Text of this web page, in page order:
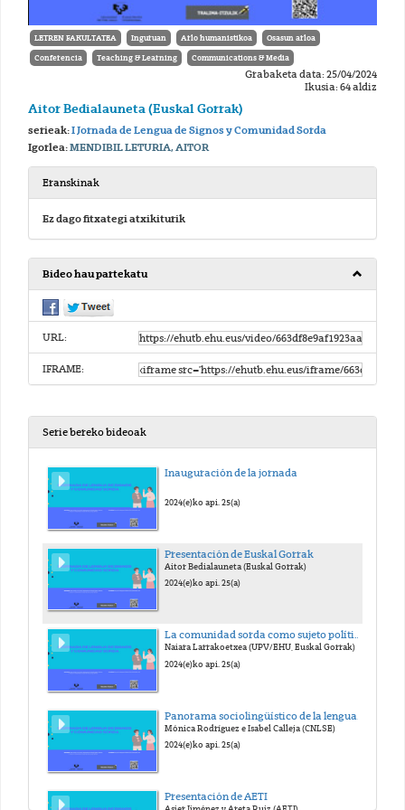
LETREN FAKULTATEA Inguruan Arlo humanistikoa Osasun arloa
Conferencia Teaching & Learning Communications & Media
Grabaketa data: 25/04/2024
Ikusia: 64 aldiz
Aitor Bedialauneta (Euskal Gorrak)
serieak:I Jornada de Lengua de Signos y Comunidad Sorda
Igorlea:MENDIBIL LETURIA, AITOR
Eranskinak
Ez dago fitxategi atxikiturik
Bideo hau partekatu
URL:
IFRAME:
Serie bereko bideoak
Inauguración de la jornada
2024(e)ko api. 25(a)
Presentación de Euskal Gorrak
Aitor Bedialauneta (Euskal Gorrak)
2024(e)ko api. 25(a)
La comunidad sorda como sujeto político: la lengua, centro de gravedad del activismo asociativo
Naiara Larrakoetxea (UPV/EHU, Euskal Gorrak)
2024(e)ko api. 25(a)
Mónica Rodríguez e Isabel Calleja (CNLSE)
2024(e)ko api. 25(a)
Presentación de AETI